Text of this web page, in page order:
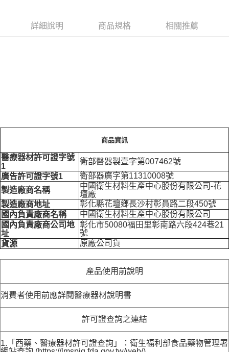
詳細說明 商品規格 相關推薦
商品資訊
醫療器材許可證字號
1
衛部醫器製壹字第007462號
廣告許可證字號1
衛部器廣字第11310008號
製造廠商名稱
中國衛生材料生產中心股份有限公司-花
壇廠
製造廠商地址
彰化縣花壇鄉長沙村彰員路二段450號
國內負責廠商名稱
中國衛生材料生產中心股份有限公司
國內負責廠商公司地
址
彰化市50080福田里彰南路六段424巷21
號
貨源
原廠公司貨
產品使用前說明
消費者使用前應詳閱醫療器材說明書
許可證查詢之連結
1.「西藥、醫療器材許可證查詢」：衛生福利部食品藥物管理署